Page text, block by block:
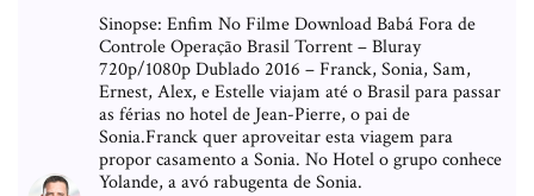
Sinopse: Enfim No Filme Download Babá Fora de
Controle Operação Brasil Torrent – Bluray
720p/1080p Dublado 2016 – Franck, Sonia, Sam,
Ernest, Alex, e Estelle viajam até o Brasil para passar
as férias no hotel de Jean-Pierre, o pai de
Sonia.Franck quer aproveitar esta viagem para
propor casamento a Sonia. No Hotel o grupo conhece
Yolande, a avó rabugenta de Sonia.